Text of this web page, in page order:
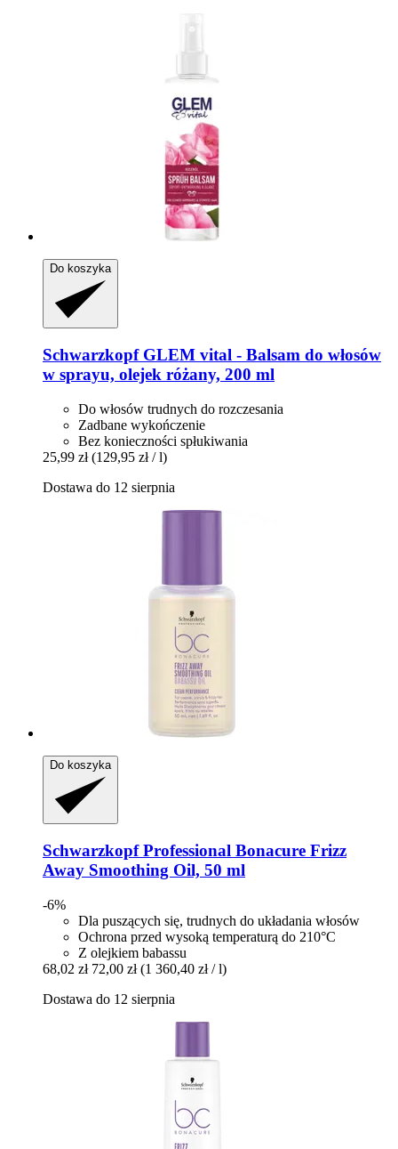
Do koszyka
SchwarzkopfGLEM vital -​ Balsam do włosów
w sprayu, olejek różany, 200 ml
Do włosów trudnych do rozczesania
Zadbane wykończenie
Bez konieczności spłukiwania
25,99 zł (129,95 zł / l)
Dostawa do 12 sierpnia
Do koszyka
Schwarzkopf Professional Bonacure Frizz
Away Smoothing Oil, 50 ml
-6%
Dla puszących się, trudnych do układania włosów
Ochrona przed wysoką temperaturą do 210°C
Z olejkiem babassu
68,02 zł 72,00 zł (1 360,40 zł / l)
Dostawa do 12 sierpnia